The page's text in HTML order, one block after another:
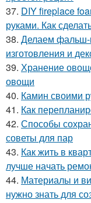
37. DIY fireplace
руками. Как
38. Делаем фальш-
изготовления и
39. Хранение
овощи
40. Камин своими
41. Как
42. Способы
советы для пар
43. Как жить в
лучше начать
44. Материалы и
нужно знать для